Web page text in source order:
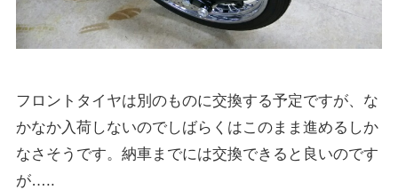
フロントタイヤは別のものに交換する予定ですが、な
かなか入荷しないのでしばらくはこのまま進めるしか
なさそうです。納車までには交換できると良いのです
が…..